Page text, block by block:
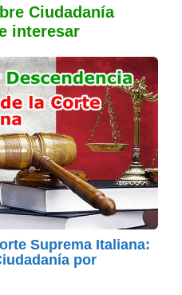
Ciudadanía
interesar
Suprema Italiana:
por